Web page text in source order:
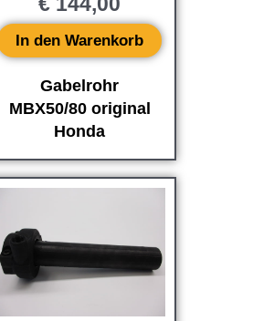
Gabelrohr
MBX50/80 original
Honda
In den Warenkorb